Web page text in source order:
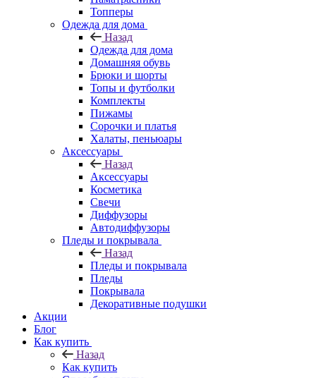
Топперы
Одежда для дома
Назад
Одежда для дома
Домашняя обувь
Брюки и шорты
Топы и футболки
Комплекты
Пижамы
Сорочки и платья
Халаты, пеньюары
Аксессуары
Назад
Аксессуары
Косметика
Свечи
Диффузоры
Автодиффузоры
Пледы и покрывала
Назад
Пледы и покрывала
Пледы
Покрывала
Декоративные подушки
Акции
Блог
Как купить
Назад
Как купить